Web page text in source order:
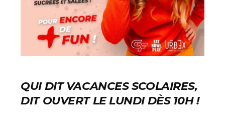
QUI DIT VACANCES SCOLAIRES,
DIT OUVERT LE LUNDI DÈS 10H !